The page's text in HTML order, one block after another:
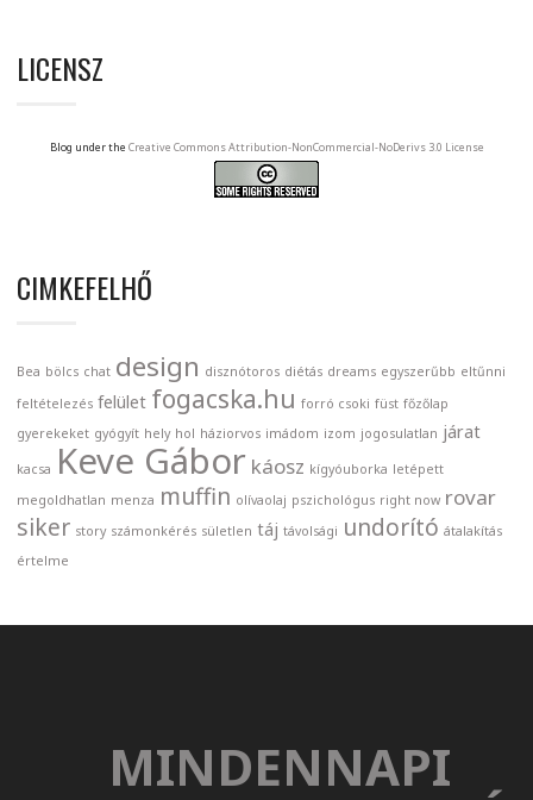
LICENSZ
Blog under the Creative Commons Attribution-NonCommercial-NoDerivs 3.0 License
CIMKEFELHŐ
Bea bölcs chat design disznótoros diétás dreams egyszerűbb eltűnni
feltételezés felület fogacska.hu forró csoki füst főzőlap
gyerekeket gyógyít hely hol háziorvos imádom izom jogosulatlan járat
kacsa Keve Gábor káosz kígyóuborka letépett
megoldhatlan menza muffin olívaolaj pszichológus right now rovar
siker story számonkérés sületlen táj távolsági undorító átalakítás
értelme
MINDENNAPI